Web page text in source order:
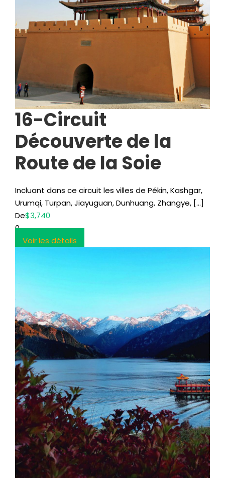
16-Circuit
Découverte de la
Route de la Soie
Incluant dans ce circuit les villes de Pékin, Kashgar,
Urumqi, Turpan, Jiayuguan, Dunhuang, Zhangye, […]
De$3,740
0
Voir les détails